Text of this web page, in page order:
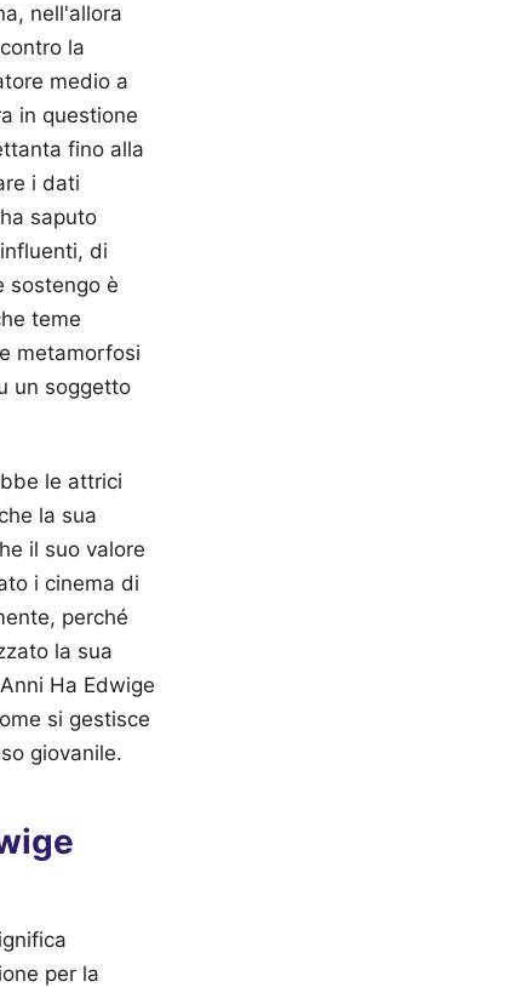
nell'allora
la
medio a
in questione
fino alla
i dati
saputo
di
sostengo è
teme
metamorfosi
un soggetto
le attrici
la sua
il suo valore
i cinema di
perché
la sua
Ha Edwige
si gestisce
giovanile.
per la